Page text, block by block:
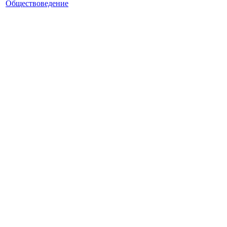
Обществоведение